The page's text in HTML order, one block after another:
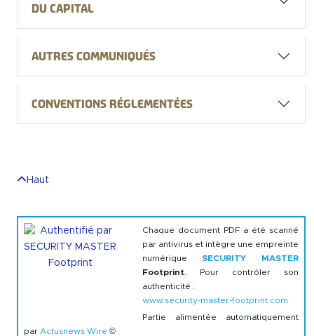
du Capital
Autres communiqués
Conventions réglementées
Haut
Chaque document PDF a été scanné
par antivirus et intègre une empreinte
numériqueSECURITY MASTER
Footprint . Pour contrôler son
authenticité :
www.security-master-footprint.com
Partie alimentée automatiquement
par Actusnews Wire ©